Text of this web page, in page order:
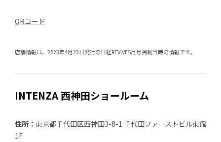
QRコード
店舗情報は、2023年4月23日発行の日経REVIVE5月号掲載当時の情報です。
INTENZA 西神田ショールーム
住所： 東京都千代田区西神田3-8-1 千代田ファーストビル東館
1F